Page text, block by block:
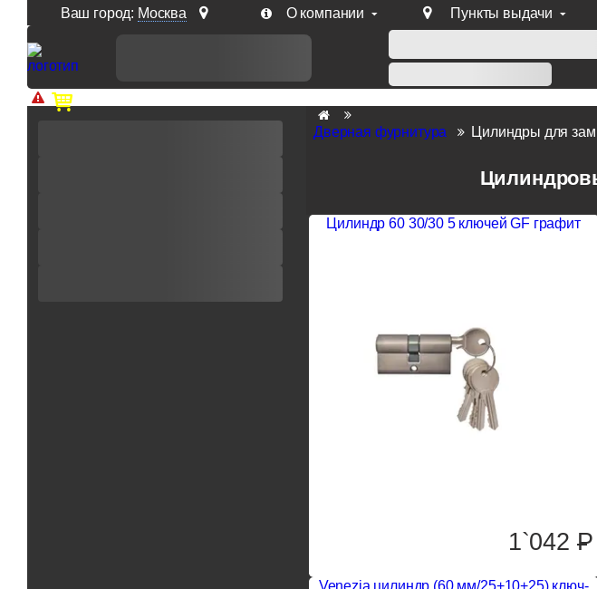
Ваш город: Москва О компании Пункты выдачи
Доп. скидка от цен на сайте 7% при заказе от 50 тыс. руб продукции Venezia,
Дверная фурнитура Цилиндры для
Цилиндр 60 30/30 5 ключей GF графит
1`042 P